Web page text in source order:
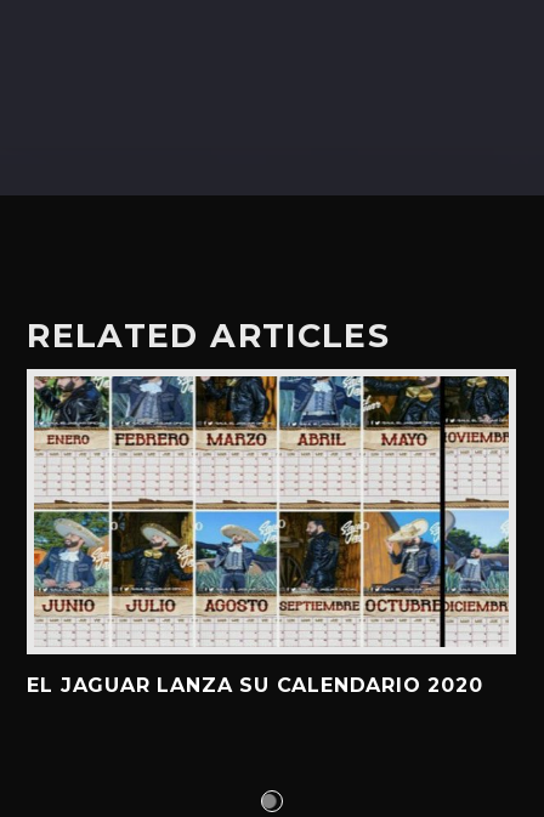
RELATED ARTICLES
EL JAGUAR LANZA SU CALENDARIO 2020